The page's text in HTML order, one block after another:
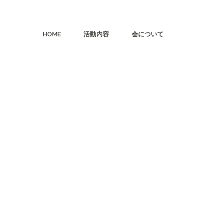
HOME 活動内容 会について